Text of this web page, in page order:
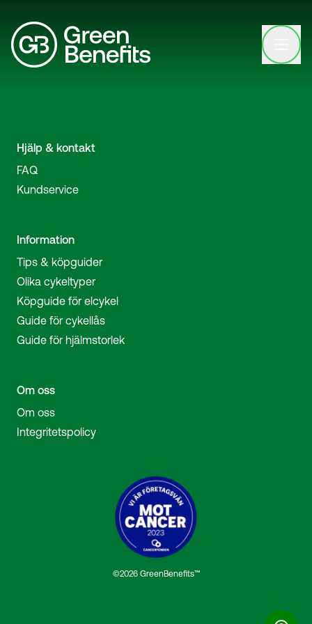
Open
Hjälp & kontakt
FAQ
Kundservice
Information
Tips & köpguider
Olika cykeltyper
Köpguide för elcykel
Guide för cykellås
Guide för hjälmstorlek
Om oss
Om oss
Integritetspolicy
©2026 GreenBenefits™